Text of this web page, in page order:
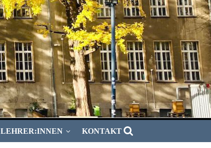
LEHRER:INNEN KONTAKT